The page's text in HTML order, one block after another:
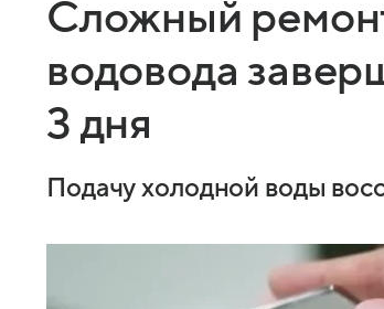
Сложный
водовода
3 дня
Подачу холодной воды